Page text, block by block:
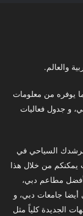
والعالم.
يوفره من معلومات
و جدول فعاليات
السياحي في
يمكنكم من خلال هذا
أفضل مطاعم دبي،
جامعات دبي، و
الجديدة كلياً مثل